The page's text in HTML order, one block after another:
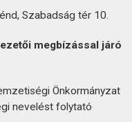
Szabadság tér 10.
megbízással járó
Önkormányzat
nevelést folytató